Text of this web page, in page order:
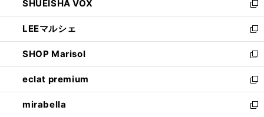
で
開
く
ド
ウ
で
開
く
ィ
ン
ド
ウ
で
開
く
い
ウ
ィ
ン
ド
ウ
で
開
く
SHUEISHA VOX
新
し
い
ウ
ィ
ン
ド
ウ
で
LEEマルシェ
新
し
い
ウ
ィ
ン
ド
SHOP Marisol
新
し
い
ウ
ィ
eclat premium
新
し
い
mirabella
新